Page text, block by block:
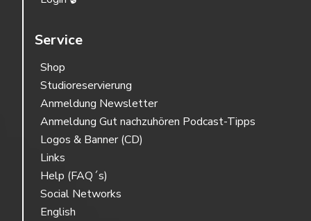
Service
Shop
Studioreservierung
Anmeldung Newsletter
Anmeldung Gut nachzuhören Podcast-Tipps
Logos & Banner (CD)
Links
Help (FAQ´s)
Social Networks
English